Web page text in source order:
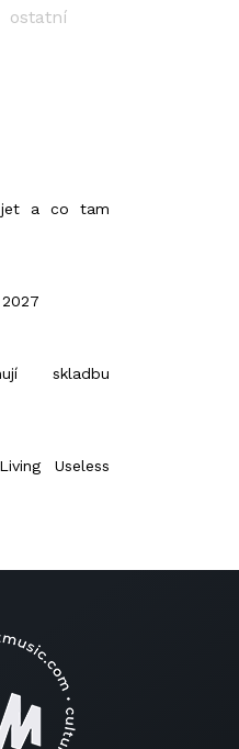
ostatní
jet a co tam
skladbu
Useless